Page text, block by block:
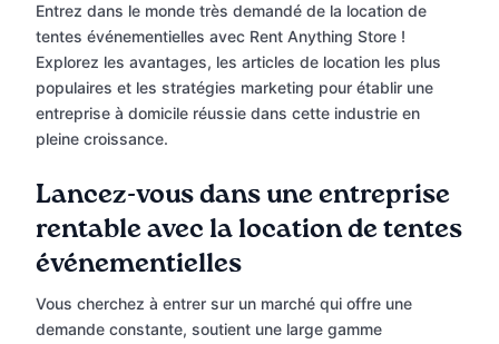
Entrez dans le monde très demandé de la location de
tentes événementielles avec Rent Anything Store !
Explorez les avantages, les articles de location les plus
populaires et les stratégies marketing pour établir une
entreprise à domicile réussie dans cette industrie en
pleine croissance.
Lancez-vous dans une entreprise
rentable avec la location de tentes
événementielles
Vous cherchez à entrer sur un marché qui offre une
demande constante, soutient une large gamme